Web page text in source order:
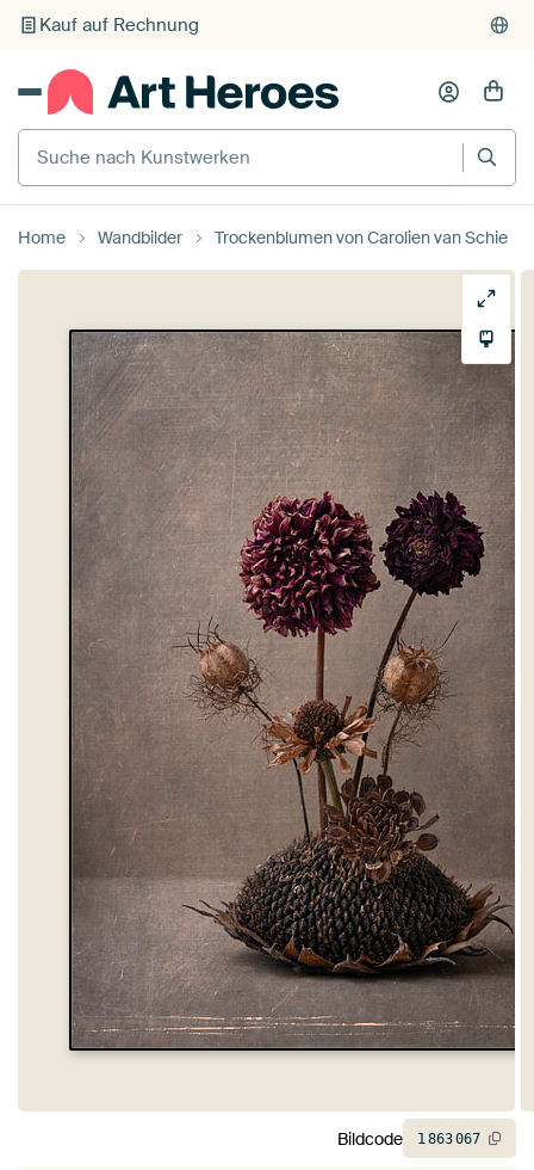
Suche nach Kunstwerken
Home Wandbilder Trockenblumen von Carolien van Schie
Bildcode 1863067